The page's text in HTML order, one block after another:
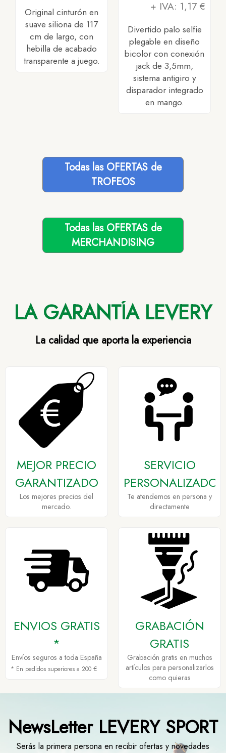
Original cinturón en
suave siliona de 117
cm de largo, con
hebilla de acabado
transparente a juego.
+ IVA: 1,17 €
Divertido palo selfie
plegable en diseño
bicolor con conexión
jack de 3,5mm,
sistema antigiro y
disparador integrado
en mango.
Todas las OFERTAS de
TROFEOS
Todas las OFERTAS de
MERCHANDISING
LA GARANTÍA LEVERY
La calidad que aporta la experiencia
MEJOR PRECIO
GARANTIZADO
Los mejores precios del
mercado.
SERVICIO
PERSONALIZADO
Te atendemos en persona y
directamente
ENVIOS GRATIS
*
Envíos seguros a toda España
* En pedidos superiores a 200 €
GRABACIÓN
GRATIS
Grabación gratis en muchos
artículos para personalizarlos
como quieras
NewsLetter LEVERY SPORT
Serás la primera persona en recibir ofertas y novedades